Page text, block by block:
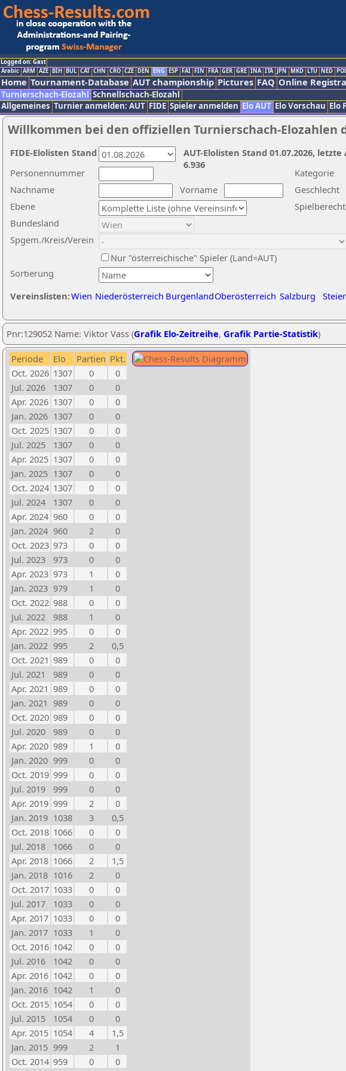
Logged on: Gast
Arabic ARM AZE BIH BUL CAT CHN CRO CZE DEN ENG ESP FAI FIN FRA GER GRE INA ITA JPN MKD LTU NED
Home Tournament-Database AUT championship Pictures FAQ Online
Turnierschach-Elozahl Schnellschach-Elozahl
Allgemeines Turnier anmelden: AUT FIDE Spieler anmelden Elo AUT Elo Vorschau Elo
Willkommen bei den offiziellen Turnierschach-Elozahlen
Nachname
Vorname
Ebene
Kategorie
Sortierung
Personennummer
Bundesland
Spgem./Kreis/Verein
Geschlecht
Nur "österreichische" Spieler (Land=AUT)
Vereinslisten:Wien Niederösterreich BurgenlandOberösterreich Salzburg
AUT-Elolisten Stand 01.07.2026,
6.936
FIDE-Elolisten Stand
Pnr:129052 Name: Viktor Vass (Grafik Elo-Zeitreihe, Grafik Partie-Statistik)
Periode Elo Partien Pkt.
Oct. 2026 1307 0
0
Jul. 2026
1307 0
0
Apr. 2026 1307 0
0
Jan. 2026 1307 0
0
Oct. 2025 1307 0
0
Jul. 2025
1307 0
0
Apr. 2025 1307 0
0
Jan. 2025 1307 0
0
Oct. 2024 1307 0
0
Jul. 2024
1307 0
0
Apr. 2024 960 0
0
Jan. 2024 960 2
0
Oct. 2023 973 0
0
Jul. 2023
973 0
0
Apr. 2023 973 1
0
Jan. 2023 979 1
0
Oct. 2022 988 0
0
Jul. 2022
988 1
0
Apr. 2022 995 0
0
Jan. 2022 995 2
0,5
Oct. 2021 989 0
0
Jul. 2021
989 0
0
Apr. 2021 989 0
0
Jan. 2021 989 0
0
Oct. 2020 989 0
0
Jul. 2020
989 0
0
Apr. 2020 989 1
0
Jan. 2020 999 0
0
Oct. 2019 999 0
0
Jul. 2019
999 0
0
Apr. 2019 999 2
0
Jan. 2019 1038 3
0,5
Oct. 2018 1066 0
0
Jul. 2018
1066 0
0
Apr. 2018 1066 2
1,5
Jan. 2018 1016 2
0
Oct. 2017 1033 0
0
Jul. 2017
1033 0
0
Apr. 2017 1033 0
0
Jan. 2017 1033 1
0
Oct. 2016 1042 0
0
Jul. 2016
1042 0
0
Apr. 2016 1042 0
0
Jan. 2016 1042 1
0
Oct. 2015 1054 0
0
Jul. 2015
1054 0
0
Apr. 2015 1054 4
1,5
Jan. 2015 999 2
1
Oct. 2014 959 0
0